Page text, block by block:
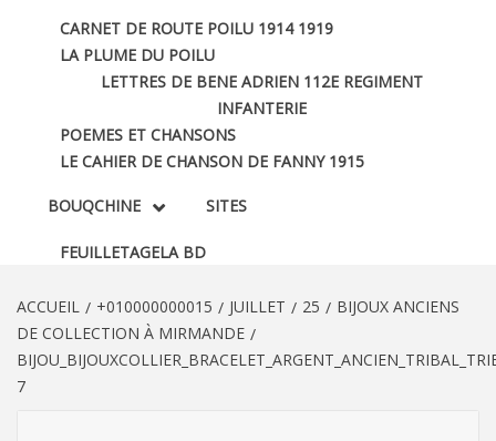
CARNET DE ROUTE POILU 1914 1919
LA PLUME DU POILU
LETTRES DE BENE ADRIEN 112E REGIMENT
INFANTERIE
POEMES ET CHANSONS
LE CAHIER DE CHANSON DE FANNY 1915
BOUQCHINE
FEUILLETAGELA BD
SITES
ACCUEIL +010000000015 JUILLET 25
BIJOUX ANCIENS
DE COLLECTION À MIRMANDE
7